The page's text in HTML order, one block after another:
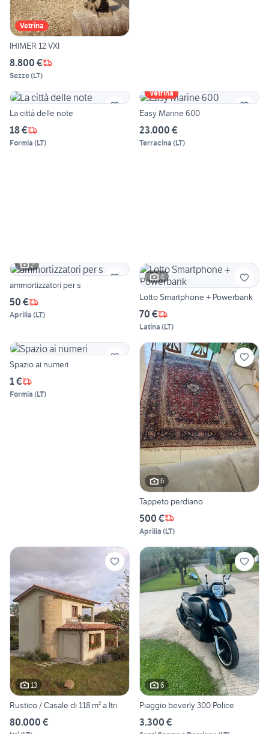
Vetrina
IHIMER 12 VXI
8.800 €
Sezze(LT)
La città delle note
18 €
Formia (LT)
Vetrina
Easy Marine 600
23.000 €
Terracina (LT)
2
ammortizzatori per s
50 €
Aprilia (LT)
4
Lotto Smartphone + Powerbank
70 €
Latina (LT)
Spazio ai numeri
1 €
Formia (LT)
6
Tappeto perdiano
500 €
Aprilia (LT)
13
Rustico / Casale di 118 m² a Itri
80.000 €
6
Piaggio beverly 300 Police
3.300 €